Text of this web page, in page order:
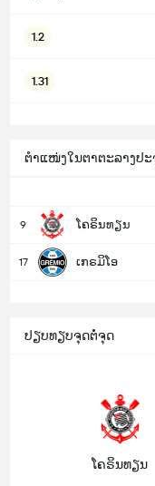
1.2
1.31
ຕຳແໜ່ງໃນຕາຕະລາງປ
9 ໂຄຣິນທຽນ
17 ເກຣມິໂອ
ປຽບທຽບຈຸດຕໍ່ຈຸດ
ໂຄຣິນທຽນ